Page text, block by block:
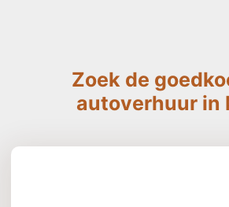
Zoek de
autoverhuur in